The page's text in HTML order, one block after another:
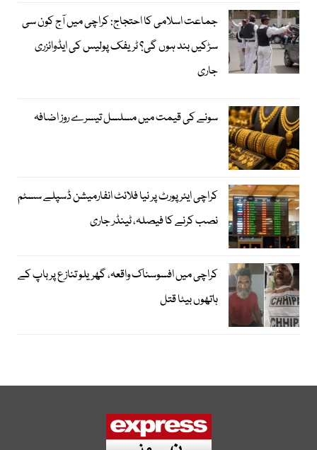
جماعت اسلامی کا احتجاج: کراچی میں آج کون سی
سڑکیں بند ہوں گی؟ ٹریفک پولیس کی ایڈوائزری
جاری
سونے کی قیمت میں مسلسل تیسرے روز اضافہ
کراچی ایئرپورٹ پر نیا فلائٹ انفارمیشن ڈسپلے سسٹم
نصب کرنے کا فیصلہ، ٹینڈر جاری
کراچی میں افسوسناک واقعہ، گھریلو تنازع پر باپ کے
ہاتھوں بیٹا قتل